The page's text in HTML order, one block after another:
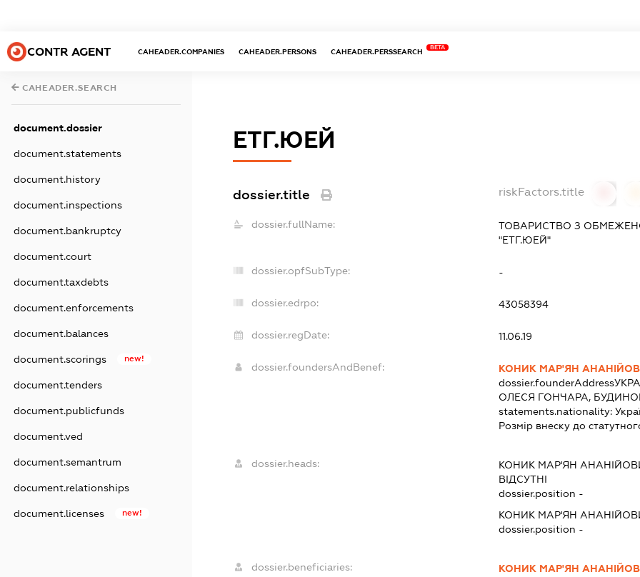
CONTR AGENT CAHEADER.COMPANIES CAHEADER.PERSONS CAHEADER.PERSSEARCH
BETA
CAHEADER.SEARCH
document.dossier
document.statements
document.history
document.inspections
document.bankruptcy
document.court
document.taxdebts
document.enforcements
document.balances
document.scorings new!
document.tenders
document.publicfunds
document.ved
document.semantrum
document.relationships
document.licenses new!
ЕТГ.ЮЕЙ
dossier.title riskFactors.title
dossier.fullName:
ТОВАРИСТВО З
"ЕТГ.ЮЕЙ"
dossier.opfSubType: -
dossier.edrpo: 43058394
dossier.regDate: 11.06.19
dossier.foundersAndBenef:
КОНИК МАР'ЯН
dossier.founderAddress
ОЛЕСЯ ГОНЧАРА,
statements.nationality:
Розмір внеску до
dossier.heads: КОНИК МАР'ЯН
ВІДСУТНІ
dossier.position -
КОНИК МАР'ЯН
dossier.position -
dossier.beneficiaries:
КОНИК МАР'ЯН